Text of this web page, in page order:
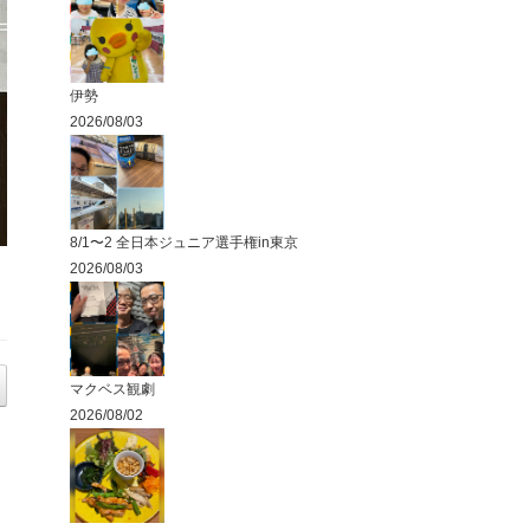
伊勢
2026/08/03
8/1〜2 全日本ジュニア選手権in東京
2026/08/03
マクベス観劇
2026/08/02